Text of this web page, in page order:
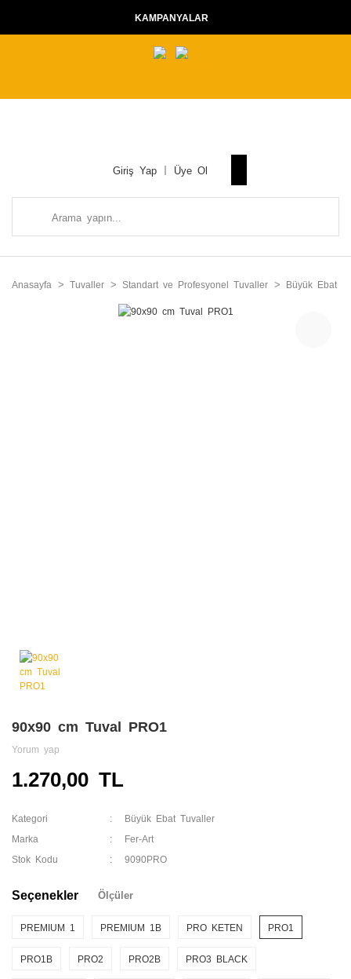
KAMPANYALAR
Giriş Yap Üye Ol
Anasayfa Tuvaller Standart ve Profesyonel Tuvaller Büyük Ebat
90x90 cm Tuval PRO1
Yorum yap
1.270,00 TL
Kategori Büyük Ebat Tuvaller
Marka Fer-Art
Stok Kodu 9090PRO
Seçenekler Ölçüler
PREMIUM 1 PREMIUM 1B PRO KETEN PRO1
PRO1B PRO2 PRO2B PRO3 BLACK